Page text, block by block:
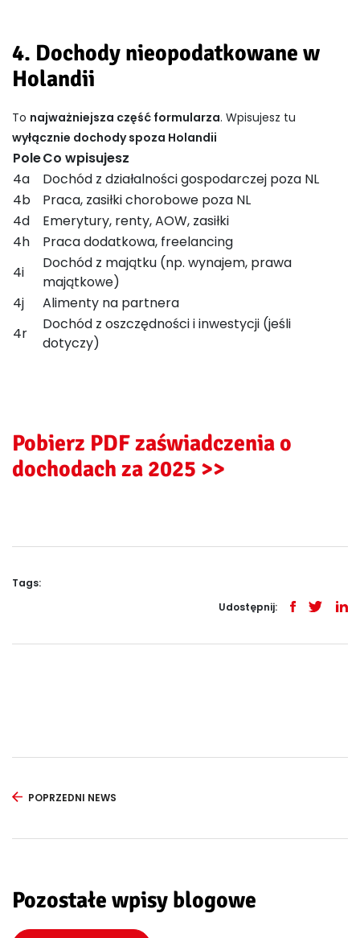
4. Dochody nieopodatkowane w
Holandii
To najważniejsza część formularza. Wpisujesz tu
wyłącznie dochody spoza Holandii
PoleCo wpisujesz
4a
Dochód z działalności gospodarczej poza NL
4b
Praca, zasiłki chorobowe poza NL
4d
Emerytury, renty, AOW, zasiłki
4h
Praca dodatkowa, freelancing
4i
Dochód z majątku (np. wynajem, prawa
majątkowe)
4j
Alimenty na partnera
4r
Dochód z oszczędności i inwestycji (jeśli
dotyczy)
Pobierz PDF zaświadczenia o
dochodach za 2025 >>
Tags:
Udostępnij:
POPRZEDNI NEWS
Pozostałe wpisy blogowe